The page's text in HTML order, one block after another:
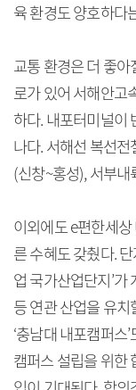
육 환경도 양호하다
교통 환경은 더 좋
로가 있어 서해안고
하다. 내포터미널이
나다. 서해선 복선
(신창~홍성), 서부
이외에도 e편한세
른 수혜도 갖췄다.
업 국가산업단지’가
등 연관 산업을 유
‘충남대 내포캠퍼스
캠퍼스 설립을 위한